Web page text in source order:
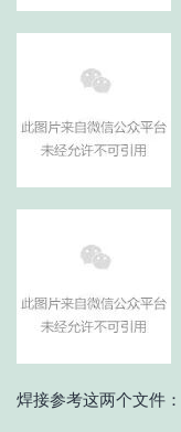
焊接参考这两个文件：